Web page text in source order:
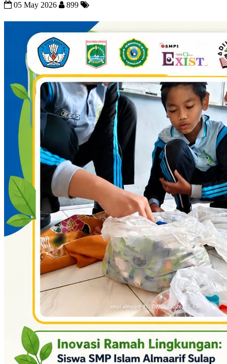
05 May 2026 899